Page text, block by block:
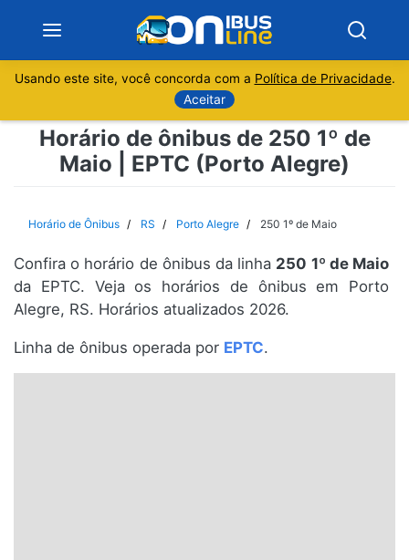
Sobre
Rio de Janeiro
Usando este site, você concorda com a Política de Privacidade.
Aceitar
Horário de ônibus de 250 1º de
Maio | EPTC (Porto Alegre)
Horário de Ônibus RS Porto Alegre 250 1º de Maio
Confira o horário de ônibus da linha 250 1º de Maio
da EPTC. Veja os horários de ônibus em Porto
Alegre, RS. Horários atualizados 2026.
Linha de ônibus operada por EPTC.